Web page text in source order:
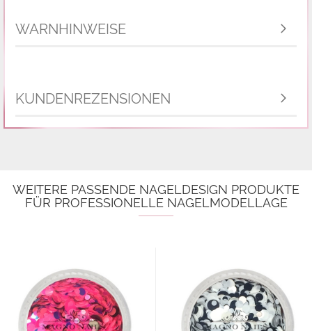
WARNHINWEISE
KUNDENREZENSIONEN
WEITERE PASSENDE NAGELDESIGN PRODUKTE
FÜR PROFESSIONELLE NAGELMODELLAGE